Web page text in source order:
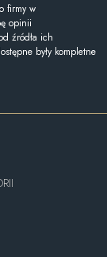
firmy w
opinii
źródła ich
były kompletne